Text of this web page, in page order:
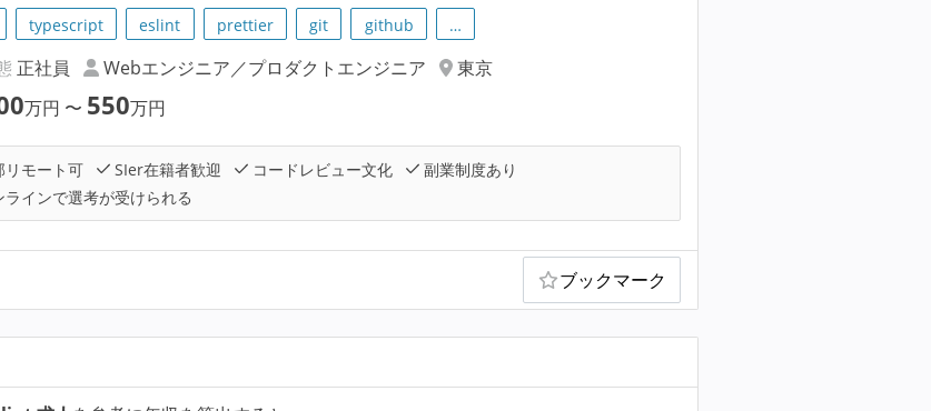
typescript eslint prettier git github …
正社員 Webエンジニア／プロダクトエンジニア
東京
万円 〜 550万円
モート可 SIer在籍者歓迎 コードレビュー文化
副業制度あり
インで選考が受けられる
ブックマーク